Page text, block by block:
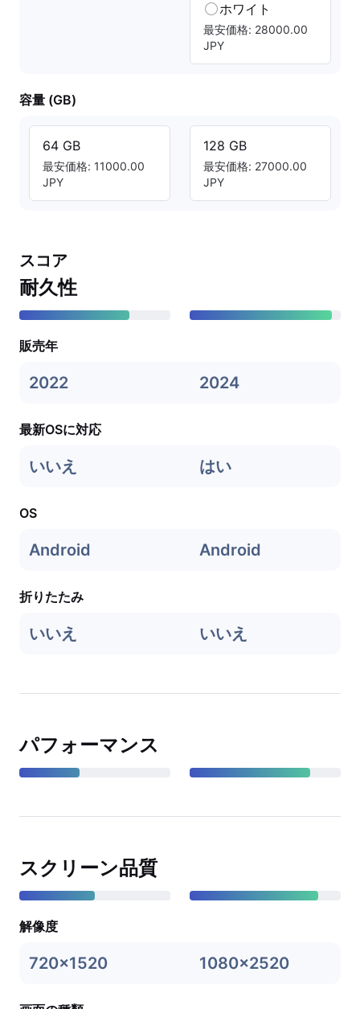
ホワイト
最安価格: 28000.00
JPY
容量 (GB)
64 GB
最安価格: 11000.00
JPY
128 GB
最安価格: 27000.00
JPY
スコア
耐久性
販売年
2022 2024
最新OSに対応
いいえ はい
OS
Android Android
折りたたみ
いいえ いいえ
パフォーマンス
スクリーン品質
解像度
720x1520 1080x2520